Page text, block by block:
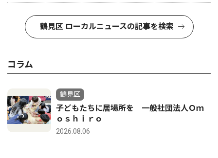
鶴見区 ローカルニュースの記事を検索
コラム
鶴見区
子どもたちに居場所を 一般社団法人Ｏｍ
ｏｓｈｉｒｏ
2026.08.06